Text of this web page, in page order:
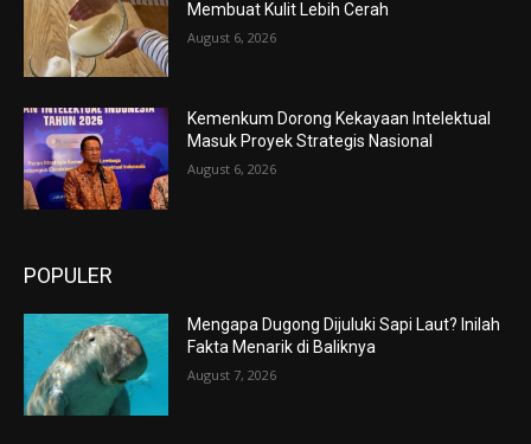
Membuat Kulit Lebih Cerah
August 6, 2026
Kemenkum Dorong Kekayaan Intelektual
Masuk Proyek Strategis Nasional
August 6, 2026
POPULER
Mengapa Dugong Dijuluki Sapi Laut? Inilah
Fakta Menarik di Baliknya
August 7, 2026